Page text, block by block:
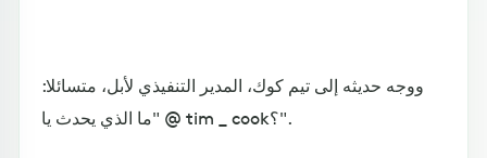
ووجه حديثه إلى تيم كوك، المدير التنفيذي لأبل، متسائلا:
"ما الذي يحدث يا @ tim _ cook؟".